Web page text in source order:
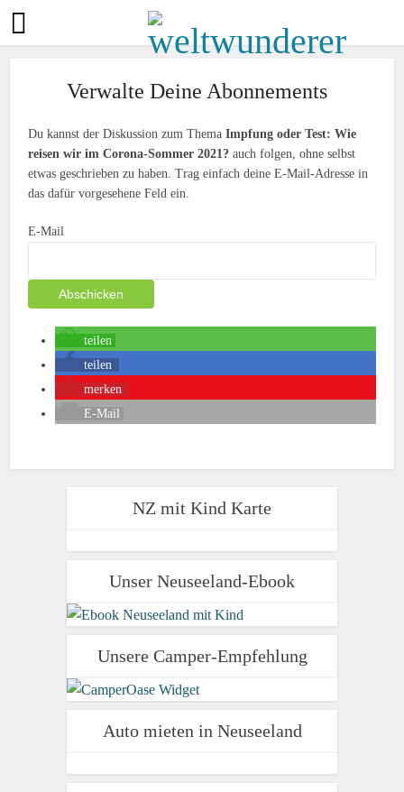
Verwalte Deine Abonnements
Du kannst der Diskussion zum ThemaImpfung oder Test: Wie
reisen wir im Corona-Sommer 2021? auch folgen, ohne selbst
etwas geschrieben zu haben. Trag einfach deine E-Mail-Adresse in
das dafür vorgesehene Feld ein.
E-Mail
teilen
teilen
merken
E-Mail
NZ mit Kind Karte
Unser Neuseeland-Ebook
Unsere Camper-Empfehlung
Auto mieten in Neuseeland